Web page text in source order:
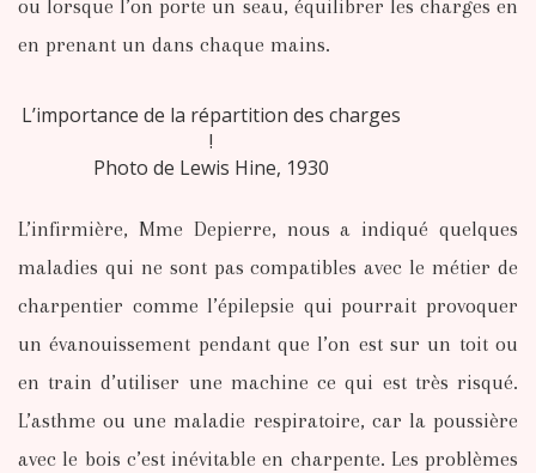
ou lorsque l’on porte un seau, équilibrer les charges en
en prenant un dans chaque mains.
L’importance de la répartition des charges
!
Photo de Lewis Hine, 1930
L’infirmière, Mme Depierre, nous a indiqué quelques
maladies qui ne sont pas compatibles avec le métier de
charpentier comme l’épilepsie qui pourrait provoquer
un évanouissement pendant que l’on est sur un toit ou
en train d’utiliser une machine ce qui est très risqué.
L’asthme ou une maladie respiratoire, car la poussière
avec le bois c’est inévitable en charpente. Les problèmes